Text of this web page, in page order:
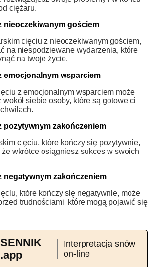
ciężaru.
nieoczekiwanym gościem
cięciu z nieoczekiwanym gościem,
na niespodziewane wydarzenia, które
na twoje życie.
emocjonalnym wsparciem
z emocjonalnym wsparciem może
siebie osoby, które są gotowe ci
pozytywnym zakończeniem
cięciu, które kończy się pozytywnie,
że wkrótce osiągniesz sukces w swoich
negatywnym zakończeniem
które kończy się negatywnie, może
trudnościami, które mogą pojawić się
SENNIK
.app
Interpretacja snów
on-line